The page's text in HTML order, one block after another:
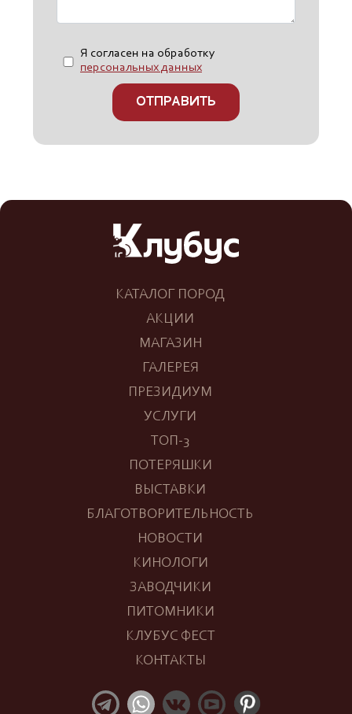
ОТПРАВИТЬ
Я согласен на обработку
персональных данных
КАТАЛОГ ПОРОД
АКЦИИ
МАГАЗИН
ГАЛЕРЕЯ
ПРЕЗИДИУМ
УСЛУГИ
ТОП-3
ПОТЕРЯШКИ
ВЫСТАВКИ
БЛАГОТВОРИТЕЛЬНОСТЬ
НОВОСТИ
КИНОЛОГИ
ЗАВОДЧИКИ
ПИТОМНИКИ
КЛУБУС ФЕСТ
КОНТАКТЫ